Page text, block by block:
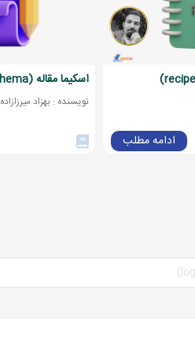
ادامه مطلب
اسکیما مقاله (article schema)
نویسنده : بهزاد میرزازاده